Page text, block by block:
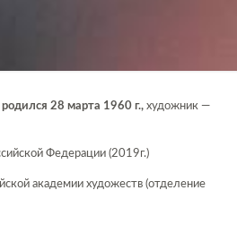
28 марта 1960 г.,художник —
Федерации (2019г.)
академии художеств (отделение